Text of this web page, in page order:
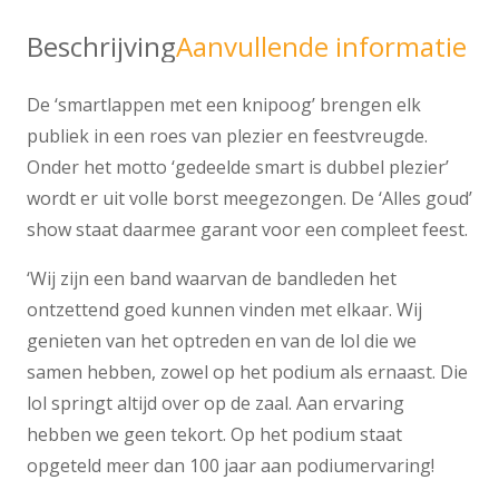
BeschrijvingAanvullende informatie
De ‘smartlappen met een knipoog’ brengen elk
publiek in een roes van plezier en feestvreugde.
Onder het motto ‘gedeelde smart is dubbel plezier’
wordt er uit volle borst meegezongen. De ‘Alles goud’
show staat daarmee garant voor een compleet feest.
‘Wij zijn een band waarvan de bandleden het
ontzettend goed kunnen vinden met elkaar. Wij
genieten van het optreden en van de lol die we
samen hebben, zowel op het podium als ernaast. Die
lol springt altijd over op de zaal. Aan ervaring
hebben we geen tekort. Op het podium staat
opgeteld meer dan 100 jaar aan podiumervaring!